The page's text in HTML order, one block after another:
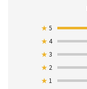
★5
★4
★3
★ 2
★ 1